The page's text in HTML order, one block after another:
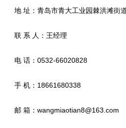
地 址：青岛市青大工业园棘洪滩街
联 系 人：王经理
电 话：0532-66020828
手 机：18661680338
邮 箱：wangmiaotian8@163.com